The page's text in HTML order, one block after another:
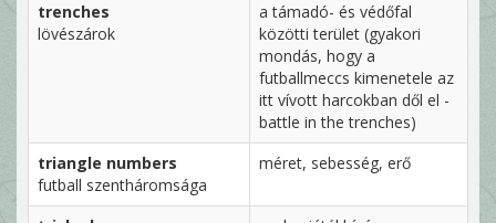
trenches
lövészárok
a támadó- és védőfal
közötti terület (gyakori
mondás, hogy a
futballmeccs kimenetele az
itt vívott harcokban dől el -
battle in the trenches)
triangle numbers
futball szentháromsága
méret, sebesség, erő